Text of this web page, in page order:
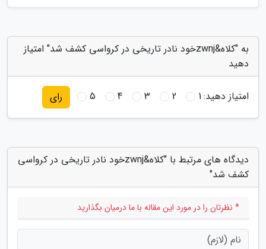
به "کلاه&zwnjخود نادر تاریخی در کرواسی کشف شد" امتیاز
دهید
امتیاز دهید:1
2
3
4
5 رای
دیدگاه های مرتبط با "کلاه&zwnjخود نادر تاریخی در کرواسی
کشف شد"
* نظرتان را در مورد این مقاله با ما درمیان بگذارید